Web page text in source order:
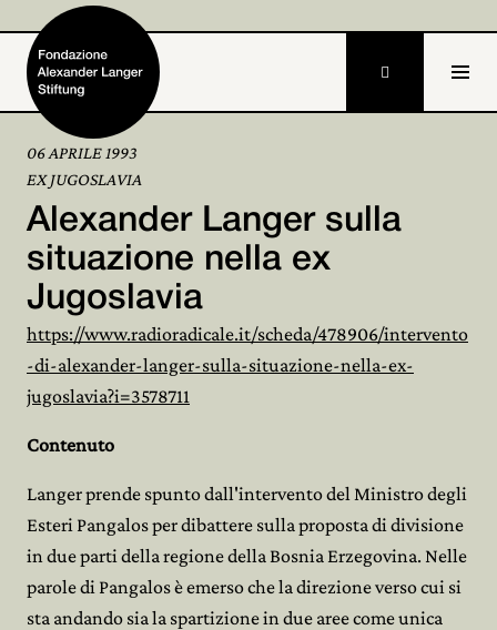
Home
Fondazione
Attività e progetti
Alexander Langer 
Archivio
Partecipa

06 APRILE 1993
EX JUGOSLAVIA
Alexander Langer sulla
situazione nella ex
Jugoslavia
https://www.radioradicale.it/scheda/478906/intervento
-di-alexander-langer-sulla-situazione-nella-ex-
jugoslavia?i=3578711
Contenuto
Langer prende spunto dall'intervento del Ministro degli
Esteri Pangalos per dibattere sulla proposta di divisione
in due parti della regione della Bosnia Erzegovina. Nelle
parole di Pangalos è emerso che la direzione verso cui si
sta andando sia la spartizione in due aree come unica